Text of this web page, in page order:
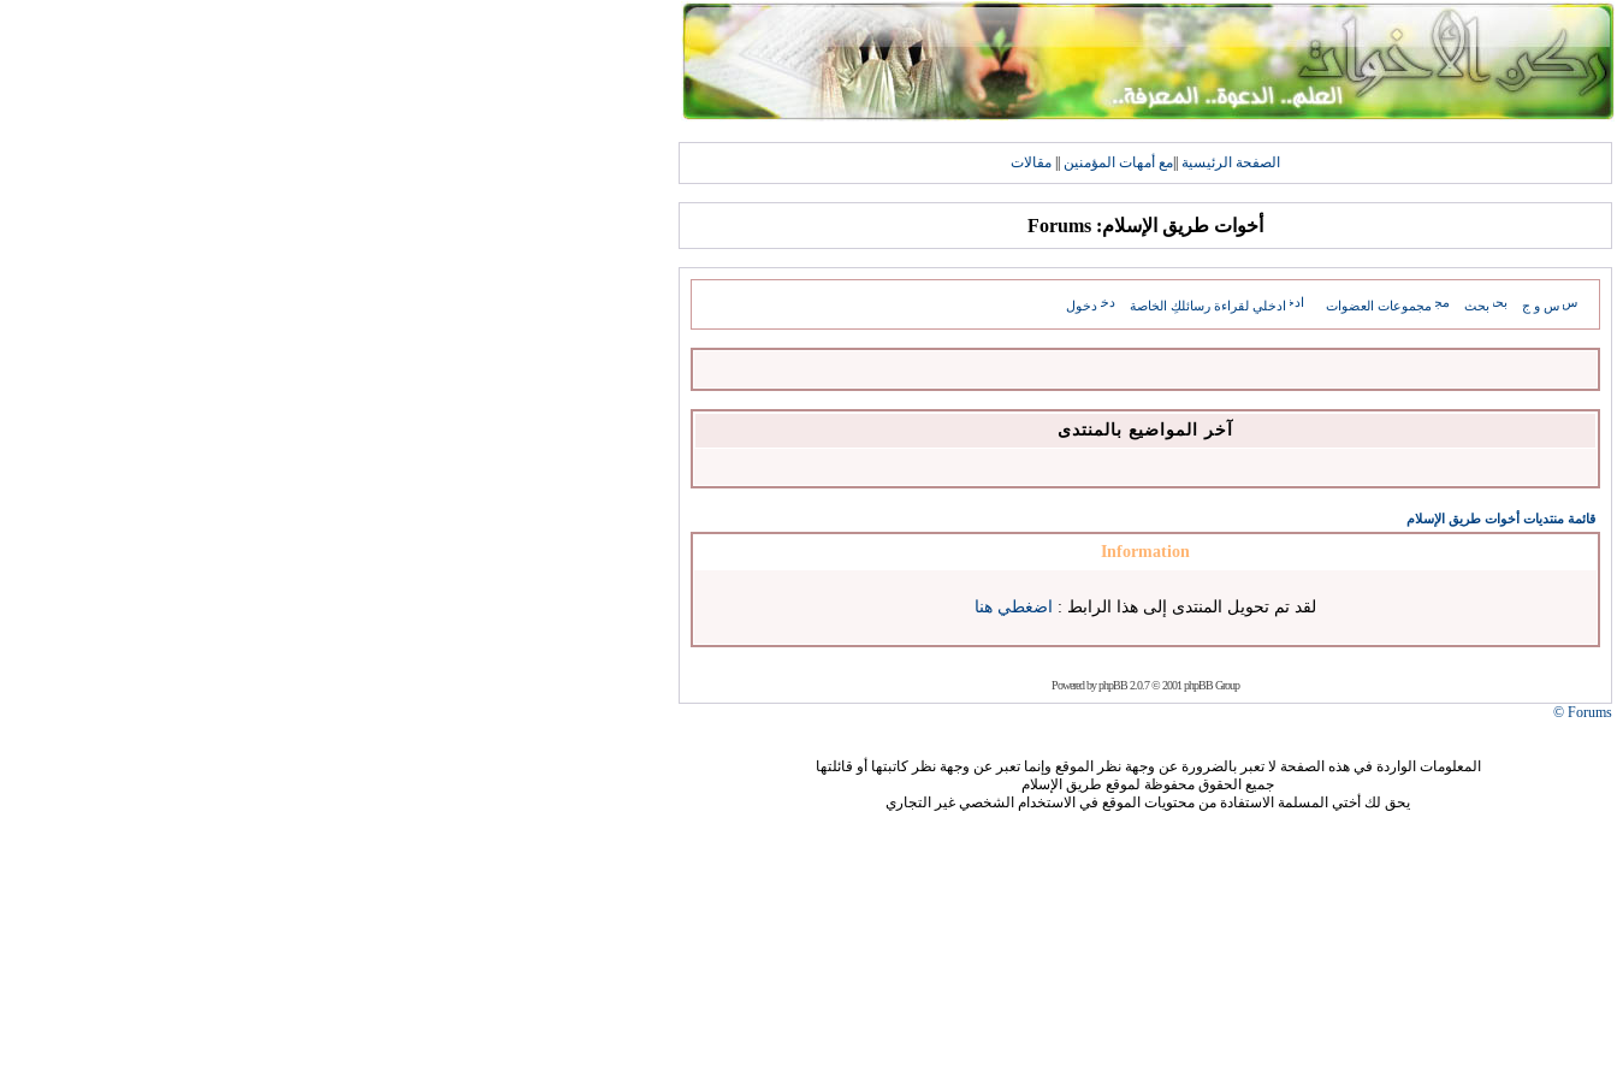
الصفحة الرئيسية مع أمهات المؤمنين مقالات
أخوات طريق الإسلام: Forums
س و ج بحث مجموعات العضوات ادخلي لقراءة رسائلكِ الخاصة دخول
آخر المواضيع بالمنتدى
قائمة منتديات أخوات طريق الإسلام
Information
لقد تم تحويل المنتدى إلى هذا الرابط : اضغطي هنا
Powered byphpBB2.0.7 © 2001 phpBB Group
Forums ©
المعلومات الواردة في هذه الصفحة لا تعبر بالضرورة عن وجهة نظر الموقع وإنما تعبر عن وجهة نظر كاتبتها أو قائلتها
جميع الحقوق محفوظة لموقع طريق الإسلام
يحق لك أختي المسلمة الاستفادة من محتويات الموقع في الاستخدام الشخصي غير التجاري